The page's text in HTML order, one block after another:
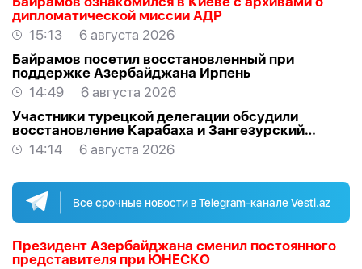
дипломатической миссии АДР
15:13
6 августа 2026
Байрамов посетил восстановленный при
поддержке Азербайджана Ирпень
14:49
6 августа 2026
Участники турецкой делегации обсудили
восстановление Карабаха и Зангезурский
коридор
14:14 6 августа 2026
Все срочные новости в Telegram-канале Vesti.az
Президент Азербайджана сменил постоянного
представителя при ЮНЕСКО